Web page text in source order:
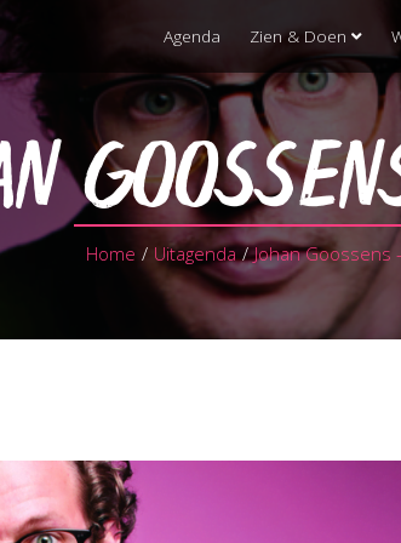
Agenda Zien & Doen
Home / Uitagenda / Johan Goossens